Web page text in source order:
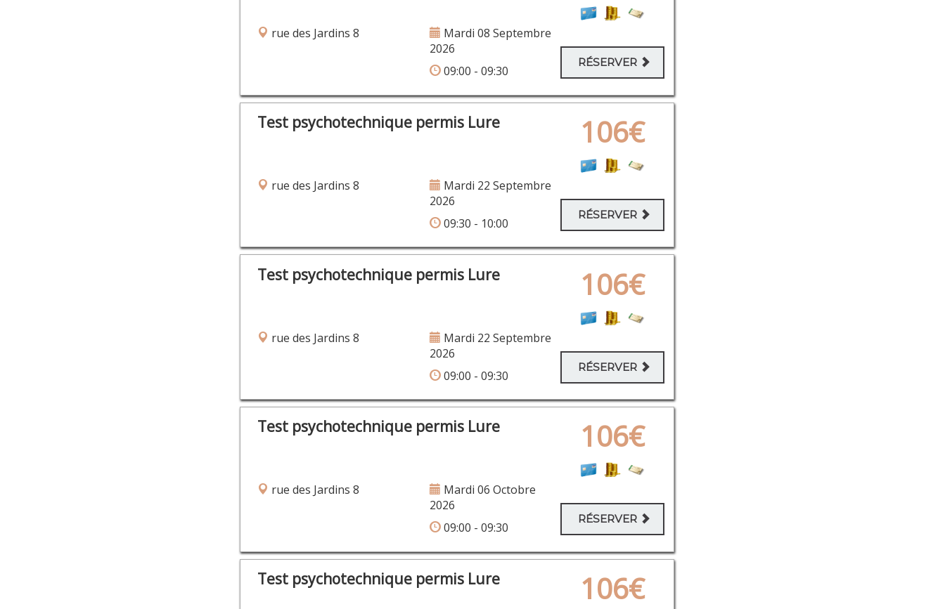
rue des Jardins 8
Mardi 08 Septembre
2026
09:00 - 09:30
RÉSERVER
Test psychotechnique permis Lure
rue des Jardins 8
Mardi 22 Septembre
2026
09:30 - 10:00
106€
RÉSERVER
Test psychotechnique permis Lure
rue des Jardins 8
Mardi 22 Septembre
2026
09:00 - 09:30
106€
RÉSERVER
Test psychotechnique permis Lure
rue des Jardins 8
Mardi 06 Octobre
2026
09:00 - 09:30
106€
RÉSERVER
Test psychotechnique permis Lure 106€